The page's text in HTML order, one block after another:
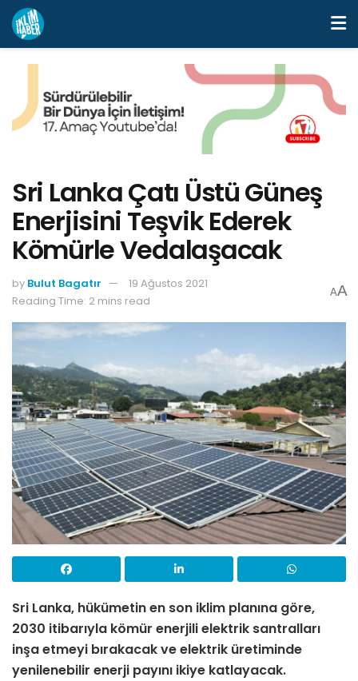
Sri Lanka Çatı Üstü Güneş
Enerjisini Teşvik Ederek
Kömürle Vedalaşacak
by Bulut Bagatır
19 Ağustos 2021
Reading Time: 2 mins read
AA
Sri Lanka, hükümetin en son iklim planına göre,
2030 itibarıyla kömür enerjili elektrik santralları
inşa etmeyi bırakacak ve elektrik üretiminde
yenilenebilir enerji payını ikiye katlayacak.